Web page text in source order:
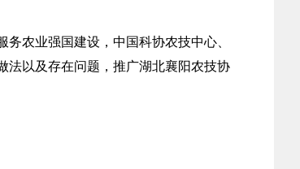
农业强国建设，中国科协农技中心、
法以及存在问题，推广湖北襄阳农技协